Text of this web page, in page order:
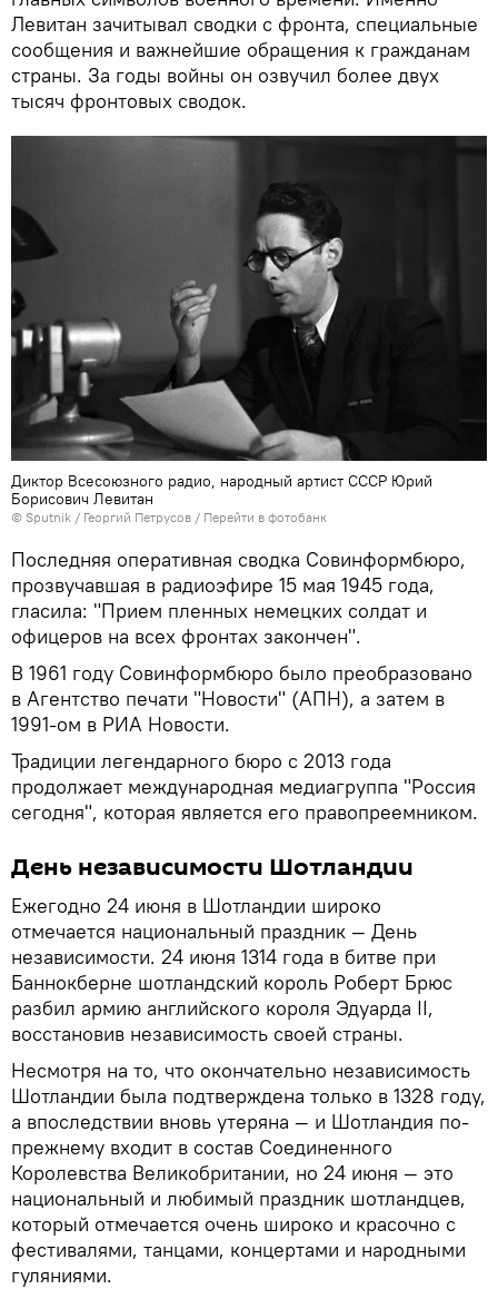
Левитан зачитывал сводки с фронта, специальные
сообщения и важнейшие обращения к гражданам
страны. За годы войны он озвучил более двух
тысяч фронтовых сводок.
Диктор Всесоюзного радио, народный артист СССР Юрий
Борисович Левитан
© Sputnik / Георгий Петрусов / Перейти в фотобанк
Последняя оперативная сводка Совинформбюро,
прозвучавшая в радиоэфире 15 мая 1945 года,
гласила: "Прием пленных немецких солдат и
офицеров на всех фронтах закончен".
В 1961 году Совинформбюро было преобразовано
в Агентство печати "Новости" (АПН), а затем в
1991-ом в РИА Новости.
Традиции легендарного бюро с 2013 года
продолжает международная медиагруппа "Россия
сегодня", которая является его правопреемником.
День независимости Шотландии
Ежегодно 24 июня в Шотландии широко
отмечается национальный праздник — День
независимости. 24 июня 1314 года в битве при
Баннокберне шотландский король Роберт Брюс
разбил армию английского короля Эдуарда II,
восстановив независимость своей страны.
Несмотря на то, что окончательно независимость
Шотландии была подтверждена только в 1328 году,
а впоследствии вновь утеряна — и Шотландия по-
прежнему входит в состав Соединенного
Королевства Великобритании, но 24 июня — это
национальный и любимый праздник шотландцев,
который отмечается очень широко и красочно с
фестивалями, танцами, концертами и народными
гуляниями.